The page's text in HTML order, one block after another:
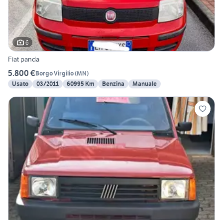
6
Fiat panda
5.800 €Borgo Virgilio(MN)
Usato
03/2011 60995 Km Benzina Manuale